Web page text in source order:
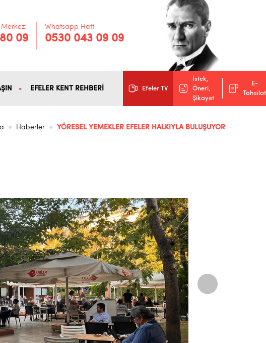
Merkezi
09
Whatsapp Hattı
0530 043 09 09
EFELER KENT REHBERİ Efeler TV
İstek,
Öneri,
Şikayet
E-
Tahsilat
Haberler YÖRESEL YEMEKLER EFELER HALKIYLA BULUŞUYOR